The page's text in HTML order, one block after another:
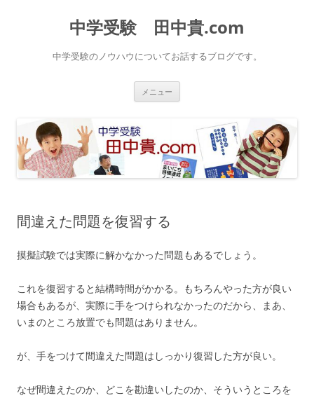
中学受験 田中貴.com
中学受験のノウハウについてお話するブログです。
メニュー
ス
キ
ッ
プ
間違えた問題を復習する
摸擬試験では実際に解かなかった問題もあるでしょう。
これを復習すると結構時間がかかる。もちろんやった方が良い
場合もあるが、実際に手をつけられなかったのだから、まあ、
いまのところ放置でも問題はありません。
が、手をつけて間違えた問題はしっかり復習した方が良い。
なぜ間違えたのか、どこを勘違いしたのか、そういうところを